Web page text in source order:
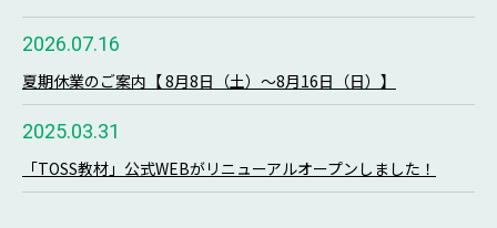
2026.07.16
夏期休業のご案内【 8月8日（土）～8月16日（日）】
2025.03.31
「TOSS教材」公式WEBがリニューアルオープンしました！